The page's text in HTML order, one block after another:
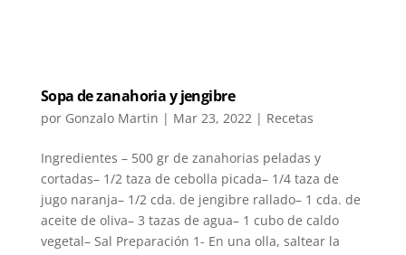
Sopa de zanahoria y jengibre
por Gonzalo Martin | Mar 23, 2022| Recetas
Ingredientes – 500 gr de zanahorias peladas y
cortadas– 1/2 taza de cebolla picada– 1/4 taza de
jugo naranja– 1/2 cda. de jengibre rallado– 1 cda. de
aceite de oliva– 3 tazas de agua– 1 cubo de caldo
vegetal– Sal Preparación 1- En una olla, saltear la